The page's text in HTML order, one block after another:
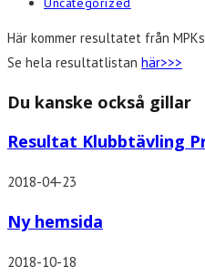
Här kommer resultatet från
Se hela resultatlistan här>>>
Du kanske också gillar
Resultat Klubbtävling
2018-04-23
Ny hemsida
2018-10-18